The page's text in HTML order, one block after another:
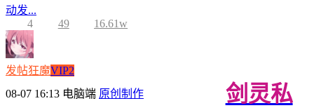
动发...
4
49 16.61w
发帖狂魔VIP2
08-07 16:13 电脑端 原创制作
剑灵私